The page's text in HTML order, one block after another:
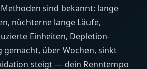
sind bekannt: lange
nüchterne lange Läufe,
Einheiten, Depletion-
gemacht, über Wochen, sinkt
steigt — dein Renntempo